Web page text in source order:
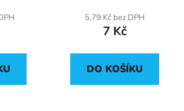
5,79 Kč bez DPH
7 Kč
DO KOŠÍKU